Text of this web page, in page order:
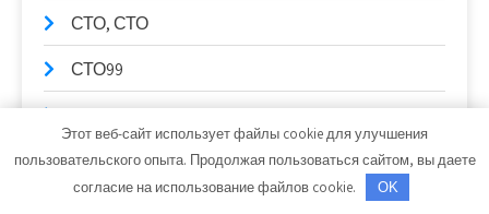
СТО, СТО
СТО99
Столица Поморья, гостиница
Стрельнинские бани
Этот веб-сайт использует файлы cookie для улучшения
пользовательского опыта. Продолжая пользоваться сайтом, вы даете
согласие на использование файлов cookie.
OK